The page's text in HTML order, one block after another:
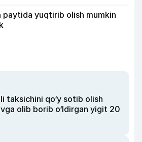
paytida yuqtirib olish mumkin
taksichini qo‘y sotib olish
olib borib o‘ldirgan yigit 20